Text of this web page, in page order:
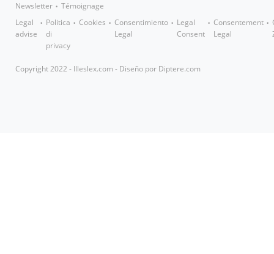
Newsletter
Témoignage
Legal
advise
Politica
di
privacy
Cookies
Consentimiento
Legal
Legal
Consent
Consentement
Legal
Copyright 2022 - Illeslex.com - Diseño por Diptere.com